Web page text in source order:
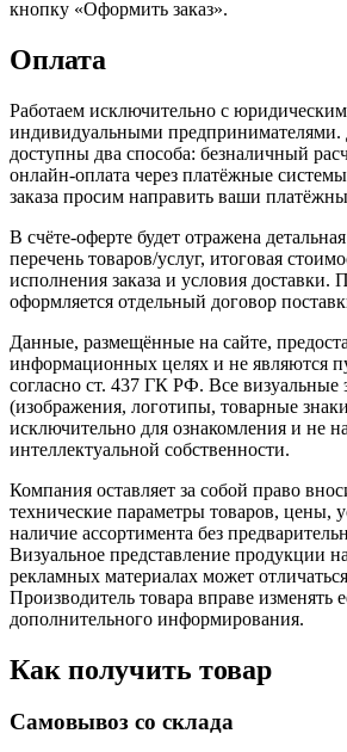
кнопку «Оформить заказ».
Оплата
Работаем исключительно с
индивидуальными предпринимателями.
доступны два способа: безналичный
онлайн-оплата через платёжные
заказа просим направить ваши
В счёте-оферте будет отражена
перечень товаров/услуг, итоговая
исполнения заказа и условия доставки.
оформляется отдельный договор
Данные, размещённые на сайте,
информационных целях и не являются
согласно ст. 437 ГК РФ. Все визуальные
(изображения, логотипы, товарные
исключительно для ознакомления и не
интеллектуальной собственности.
Компания оставляет за собой право
технические параметры товаров, цены,
наличие ассортимента без
Визуальное представление продукции
рекламных материалах может
Производитель товара вправе изменять
дополнительного информирования.
Как получить товар
Самовывоз со склада